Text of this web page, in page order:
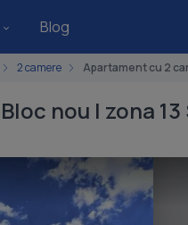
Blog
2 camere Apartament cu 2
nou | zona